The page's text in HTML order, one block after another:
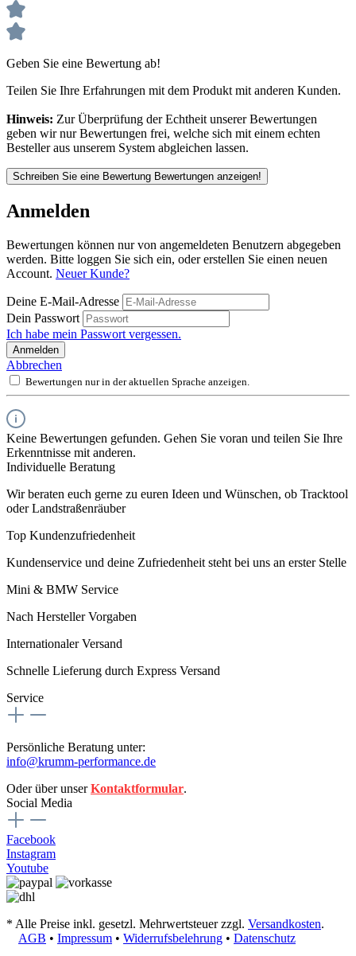
Geben Sie eine Bewertung ab!
Teilen Sie Ihre Erfahrungen mit dem Produkt mit anderen Kunden.
Hinweis: Zur Überprüfung der Echtheit unserer Bewertungen
geben wir nur Bewertungen frei, welche sich mit einem echten
Besteller aus unserem System abgleichen lassen.
Schreiben Sie eine Bewertung Bewertungen anzeigen!
Anmelden
Bewertungen können nur von angemeldeten Benutzern abgegeben
werden. Bitte loggen Sie sich ein, oder erstellen Sie einen neuen
Account. Neuer Kunde?
Deine E-Mail-Adresse
Dein Passwort
Ich habe mein Passwort vergessen.
Anmelden
Abbrechen
Bewertungen nur in der aktuellen Sprache anzeigen.
Keine Bewertungen gefunden. Gehen Sie voran und teilen Sie Ihre
Erkenntnisse mit anderen.
Individuelle Beratung
Wir beraten euch gerne zu euren Ideen und Wünschen, ob Tracktool
oder Landstraßenräuber
Top Kundenzufriedenheit
Kundenservice und deine Zufriedenheit steht bei uns an erster Stelle
Mini & BMW Service
Nach Hersteller Vorgaben
Internationaler Versand
Schnelle Lieferung durch Express Versand
Service
Persönliche Beratung unter:
info@krumm-performance.de
Oder über unserKontaktformular.
Social Media
Facebook
Instagram
Youtube
* Alle Preise inkl. gesetzl. Mehrwertsteuer zzgl. Versandkosten.
AGB • Impressum • Widerrufsbelehrung • Datenschutz